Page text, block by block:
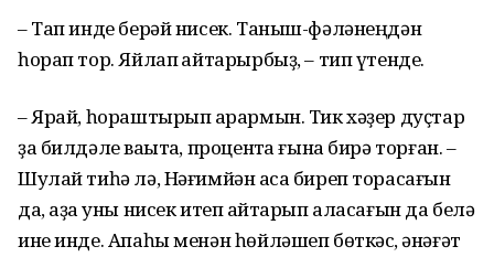
– Тап инде берәй нисек. Таныш-фәләнеңдән
һорап тор. Яйлап ҡайтарырбыҙ, – тип үтенде.
– Ярай, һораштырып ҡарармын. Тик хәҙер дуҫтар
ҙа билдәле ваҡытҡа, процентҡа ғына бирә торған. –
Шулай тиһә лә, Нәғимйән аҡса биреп торасағын
да, аҙаҡ уны нисек итеп ҡайтарып аласағын да белә
ине инде. Апаһы менән һөйләшеп бөткәс, ҡәнәғәт